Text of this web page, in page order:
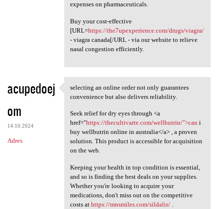
expenses on pharmaceuticals.
Buy your cost-effective
[URL=https://the7upexperience.com/drugs/viagra/
- viagra canada[/URL - via our website to relieve
nasal congestion efficiently.
acupedoej
om
14.10.2024
Adres
selecting an online order not
selecting an online order not only guarantees
convenience but also delivers reliability.
Seek relief for dry eyes through <a
href="https://thecultivarte.com/wellbutrin/">can i
buy wellbutrin online in australia</a> , a proven
solution. This product is accessible for acquisition
on the web.
Keeping your health in top condition is essential,
and so is finding the best deals on your supplies.
Whether you're looking to acquire your
medications, don't miss out on the competitive
costs at https://mnsmiles.com/sildalis/.